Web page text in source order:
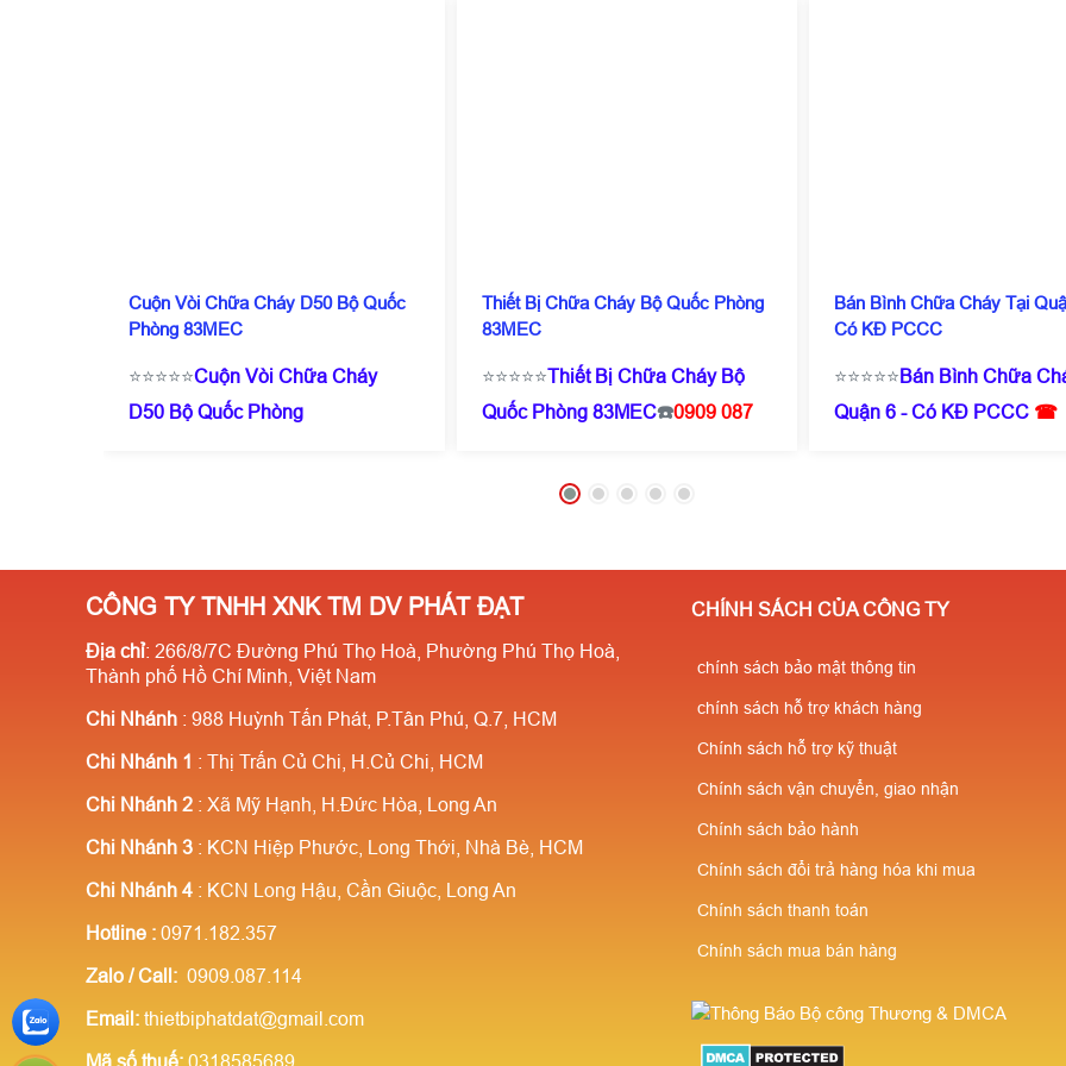
Cuộn Vòi Chữa Cháy D50 Bộ Quốc
Phòng 83MEC
⭐⭐⭐⭐⭐Cuộn Vòi Chữa Cháy
D50 Bộ Quốc Phòng
càng nhiều giá càng rẻ ✔️Chiết
Thiết Bị Chữa Cháy Bộ Quốc Phòng
83MEC
⭐⭐⭐⭐⭐Thiết Bị Chữa Cháy Bộ
Quốc Phòng 83MEC☎️0909 087
⭐Giá chỉ từ 200.000/ Cái ( tuỳ
khấu cao cho người giới thiệu
Bán Bình Chữa Cháy Tại
Có KĐ PCCC
⭐⭐⭐⭐⭐ Bán Bình Chữa
Quận 6 - Có KĐ PCCC ☎
CÔNG TY TNHH XNK TM DV PHÁT ĐẠT
Địa chỉ: 266/8/7C Đường Phú Thọ Hoà, Phường Phú Thọ Hoà,
Thành phố Hồ Chí Minh, Việt Nam
Chi Nhánh : 988 Huỳnh Tấn Phát, P.Tân Phú, Q.7, HCM
Chi Nhánh 1 : Thị Trấn Củ Chi, H.Củ Chi, HCM
Chi Nhánh 2 : Xã Mỹ Hạnh, H.Đức Hòa, Long An
Chi Nhánh 3 : KCN Hiệp Phước, Long Thới, Nhà Bè, HCM
Chi Nhánh 4 : KCN Long Hậu, Cần Giuộc, Long An
Hotline : 0971.182.357
Zalo / Call: 0909.087.114
Email: thietbiphatdat@gmail.com
Mã số thuế: 0318585689
CHÍNH SÁCH CỦA CÔNG TY
chính sách bảo mật thông tin
chính sách hỗ trợ khách hàng
Chính sách hỗ trợ kỹ thuật
Chính sách vận chuyển, giao nhận
Chính sách bảo hành
Chính sách đổi trả hàng hóa khi mua
Chính sách thanh toán
Chính sách mua bán hàng